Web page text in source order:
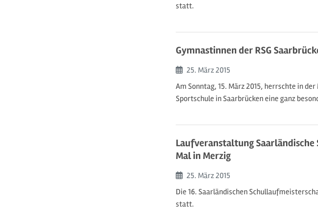
statt.
Gymnastinnen der RSG
Beginn:
25. März2015
Am Sonntag, 15. März 2015, herrschte in
Sportschule in Saarbrücken eine ganz
Laufveranstaltung
Mal in Merzig
Beginn:
25. März2015
Die 16. Saarländischen
statt.